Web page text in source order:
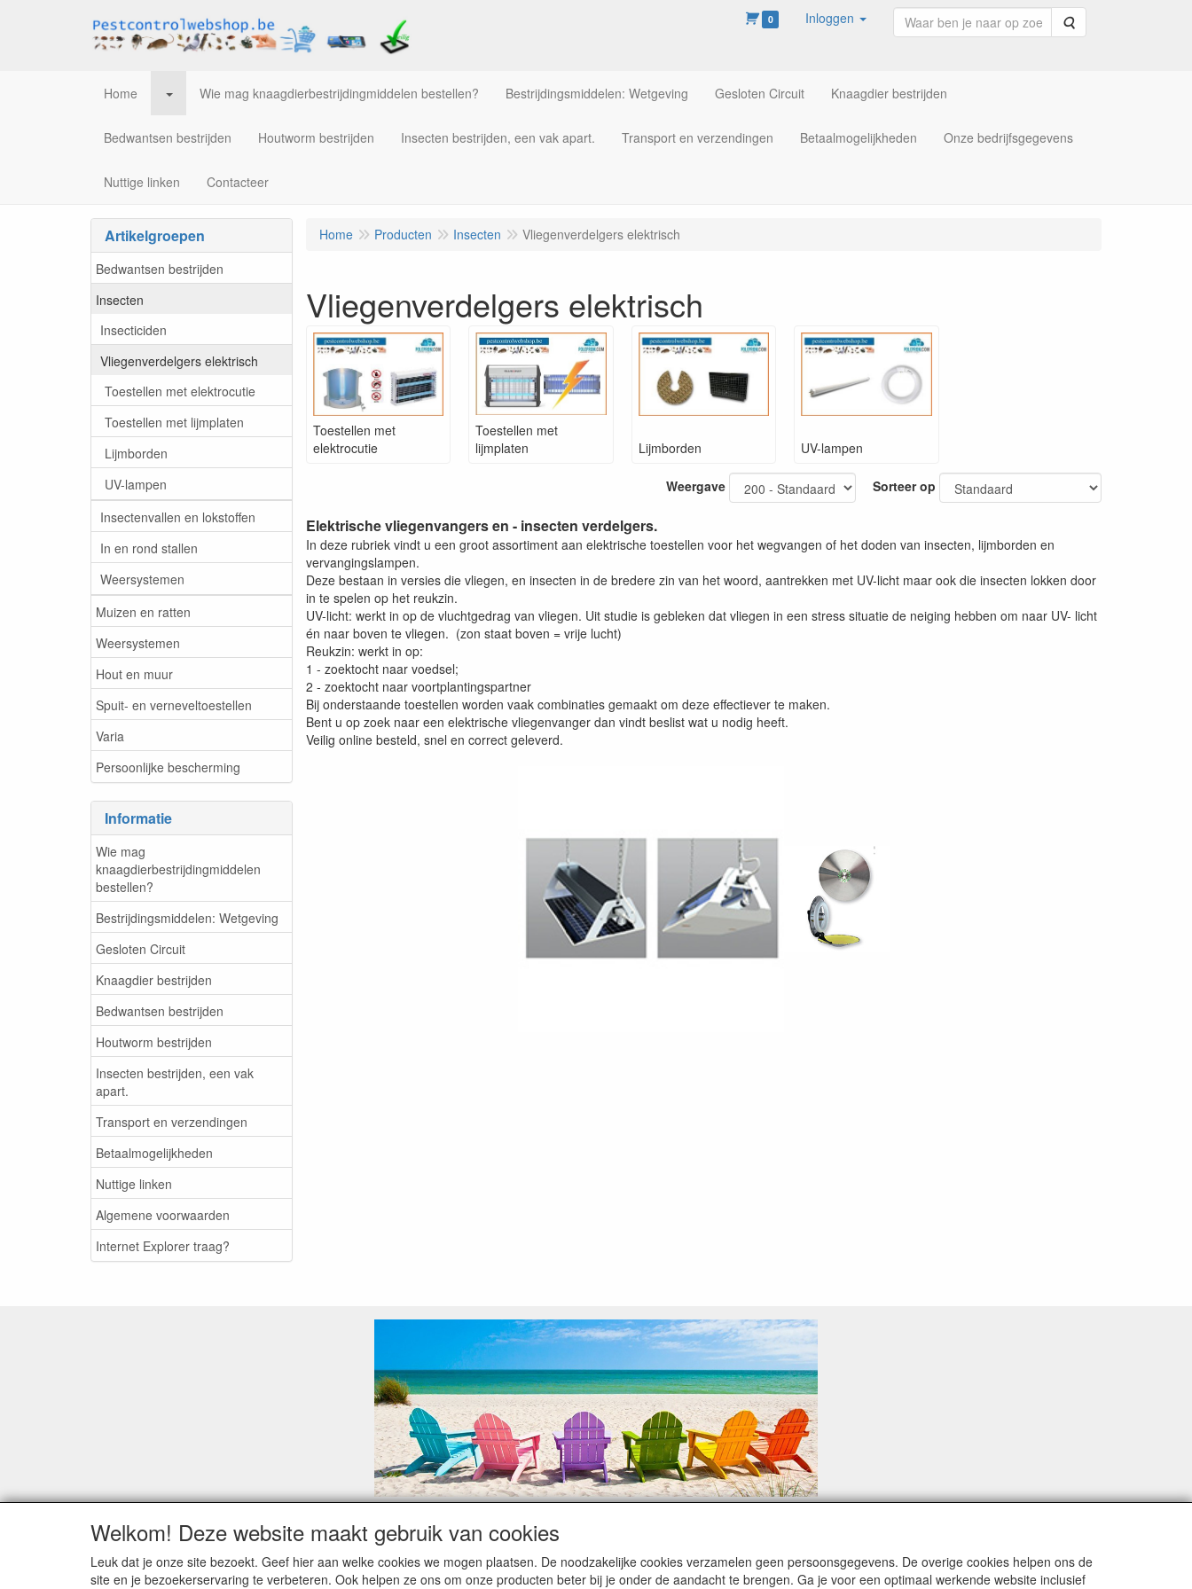
0 Inloggen Zoeken
Home Wie mag knaagdierbestrijdingmiddelen bestellen? Bestrijdingsmiddelen: Wetgeving Gesloten Circuit Knaagdier bestrijden
Bedwantsen bestrijden Houtworm bestrijden Insecten bestrijden, een vak apart. Transport en verzendingen Betaalmogelijkheden Onze bedrijfsgegevens
Nuttige linken Contacteer
Artikelgroepen
Bedwantsen bestrijden
Insecten
Insecticiden
Vliegenverdelgers elektrisch
Toestellen met elektrocutie
Toestellen met lijmplaten
Lijmborden
UV-lampen
Insectenvallen en lokstoffen
In en rond stallen
Weersystemen
Muizen en ratten
Weersystemen
Hout en muur
Spuit- en verneveltoestellen
Varia
Persoonlijke bescherming
Informatie
Wie mag
knaagdierbestrijdingmiddelen
bestellen?
Bestrijdingsmiddelen: Wetgeving
Gesloten Circuit
Knaagdier bestrijden
Bedwantsen bestrijden
Houtworm bestrijden
Insecten bestrijden, een vak
apart.
Transport en verzendingen
Betaalmogelijkheden
Nuttige linken
Algemene voorwaarden
Internet Explorer traag?
Home Producten Insecten Vliegenverdelgers elektrisch
Vliegenverdelgers elektrisch
Toestellen met
elektrocutie
Toestellen met
lijmplaten
Lijmborden UV-lampen
Weergave Sorteer op
Elektrische vliegenvangers en - insecten verdelgers.
In deze rubriek vindt u een groot assortiment aan elektrische toestellen voor het wegvangen of het doden van insecten, lijmborden en
vervangingslampen.
Deze bestaan in versies die vliegen, en insecten in de bredere zin van het woord, aantrekken met UV-licht maar ook die insecten lokken door
in te spelen op het reukzin.
UV-licht: werkt in op de vluchtgedrag van vliegen. Uit studie is gebleken dat vliegen in een stress situatie de neiging hebben om naar UV- licht
én naar boven te vliegen. (zon staat boven = vrije lucht)
Reukzin: werkt in op:
1 - zoektocht naar voedsel;
2 - zoektocht naar voortplantingspartner
Bij onderstaande toestellen worden vaak combinaties gemaakt om deze effectiever te maken.
Bent u op zoek naar een elektrische vliegenvanger dan vindt beslist wat u nodig heeft.
Veilig online besteld, snel en correct geleverd.
Geachte klant,
Zoals elk jaar zorgt de verlofperiode, naast een hoop heugelijke momenten van feest en rust, ook de traditionele leveringsproblemen.
Sommige fabrikanten sluiten of werken met een vakantiebezetting.
Bestellingen die vanaf +/- 15 juli geplaatst worden kunnen hierdoor vertraging oplopen. Wanneer die voorradig is en alle betalingsmodaliteiten zijn vervuld dan de bestelling
Welkom! Deze website maakt gebruik van cookies
Leuk dat je onze site bezoekt. Geef hier aan welke cookies we mogen plaatsen. De noodzakelijke cookies verzamelen geen persoonsgegevens. De overige cookies helpen ons de
site en je bezoekerservaring te verbeteren. Ook helpen ze ons om onze producten beter bij je onder de aandacht te brengen. Ga je voor een optimaal werkende website inclusief